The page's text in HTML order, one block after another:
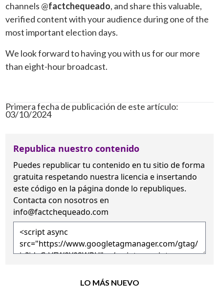
channels @factchequeado, and share this valuable,
verified content with your audience during one of the
most important election days.
We look forward to having you with us for our more
than eight-hour broadcast.
Primera fecha de publicación de este artículo:
03/10/2024
Republica nuestro contenido
Puedes republicar tu contenido en tu sitio de forma
gratuita respetando nuestra licencia e insertando
este código en la página donde lo republiques.
Contacta con nosotros en
info@factchequeado.com
LO MÁS NUEVO